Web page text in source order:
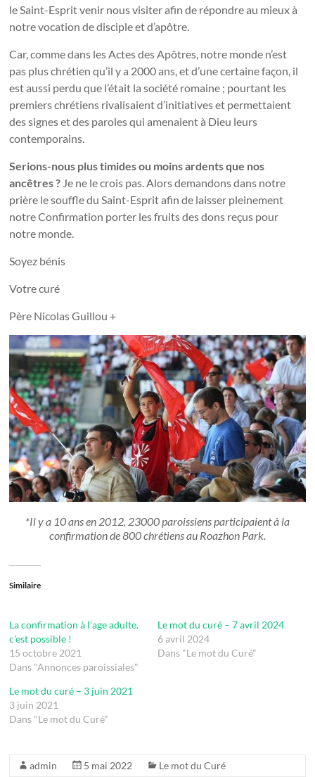
le Saint-Esprit venir nous visiter afin de répondre au mieux à
notre vocation de disciple et d’apôtre.
Car, comme dans les Actes des Apôtres, notre monde n’est
pas plus chrétien qu’il y a 2000 ans, et d’une certaine façon, il
est aussi perdu que l’était la société romaine ; pourtant les
premiers chrétiens rivalisaient d’initiatives et permettaient
des signes et des paroles qui amenaient à Dieu leurs
contemporains.
Serions-nous plus timides ou moins ardents que nos
ancêtres ? Je ne le crois pas. Alors demandons dans notre
prière le souffle du Saint-Esprit afin de laisser pleinement
notre Confirmation porter les fruits des dons reçus pour
notre monde.
Soyez bénis
Votre curé
Père Nicolas Guillou +
*Il y a 10 ans en 2012, 23000 paroissiens participaient à la
confirmation de 800 chrétiens au Roazhon Park.
Similaire
La confirmation à l’age adulte,
c’est possible !
15 octobre 2021
Dans "Annonces paroissiales"
Le mot du curé – 7 avril 2024
6 avril 2024
Dans "Le mot du Curé"
Le mot du curé – 3 juin 2021
3 juin 2021
Dans "Le mot du Curé"
admin 5 mai 2022 Le mot du Curé